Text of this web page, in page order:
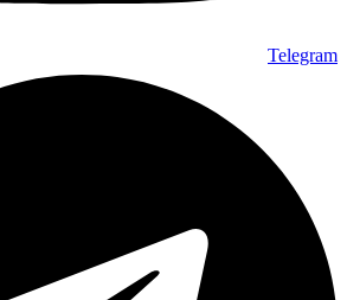
Telegram